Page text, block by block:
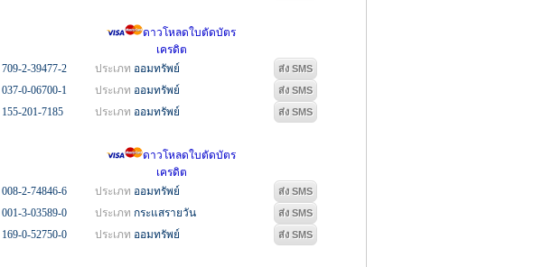
ดาวโหลดใบตัดบัตร
เครดิต
709-2-39477-2 ประเภท ออมทรัพย์
037-0-06700-1 ประเภท ออมทรัพย์
155-201-7185 ประเภท ออมทรัพย์
ดาวโหลดใบตัดบัตร
เครดิต
008-2-74846-6 ประเภท ออมทรัพย์
001-3-03589-0 ประเภท กระแสรายวัน
169-0-52750-0 ประเภท ออมทรัพย์